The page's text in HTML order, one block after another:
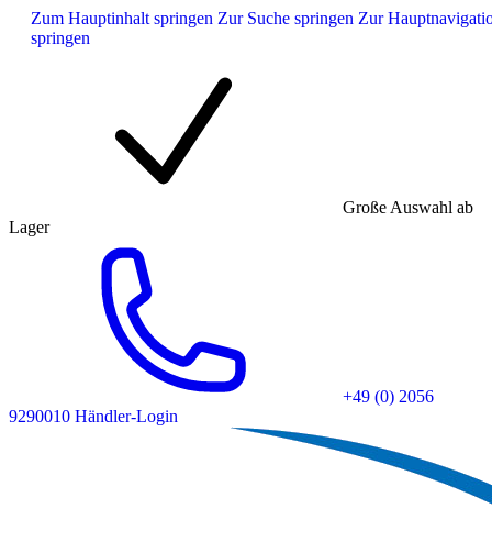
Zum Hauptinhalt springen Zur Suche springen Zur
springen
Große Auswahl ab
Lager
+49 (0) 2056
9290010 Händler-Login